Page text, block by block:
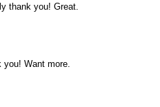
thank you! Great.
Want more.